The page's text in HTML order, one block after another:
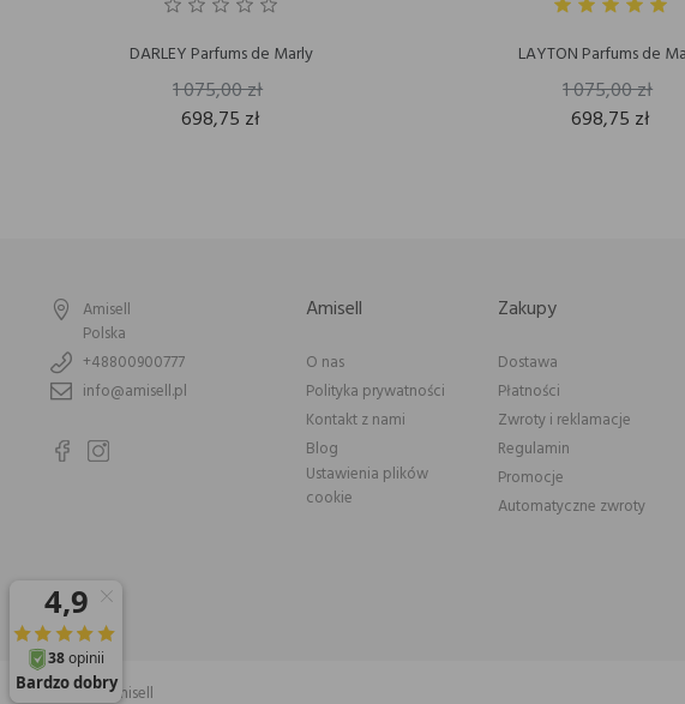
DARLEY Parfums de Marly
1 075,00 zł
698,75 zł
LAYTON Parfums de
1 075,00 zł
698,75 zł
Amisell
Polska
+48800900777
info@amisell.pl
Amisell
O nas
Polityka prywatności
Kontakt z nami
Blog
Ustawienia plików
cookie
Zakupy
Dostawa
Płatności
Zwroty i reklamacje
Regulamin
Promocje
Automatyczne zwroty
© 2026 Amisell